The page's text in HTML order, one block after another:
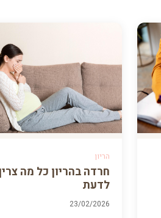
הריון
חרדה בהריון כל מה
לדעת
23/02/2026